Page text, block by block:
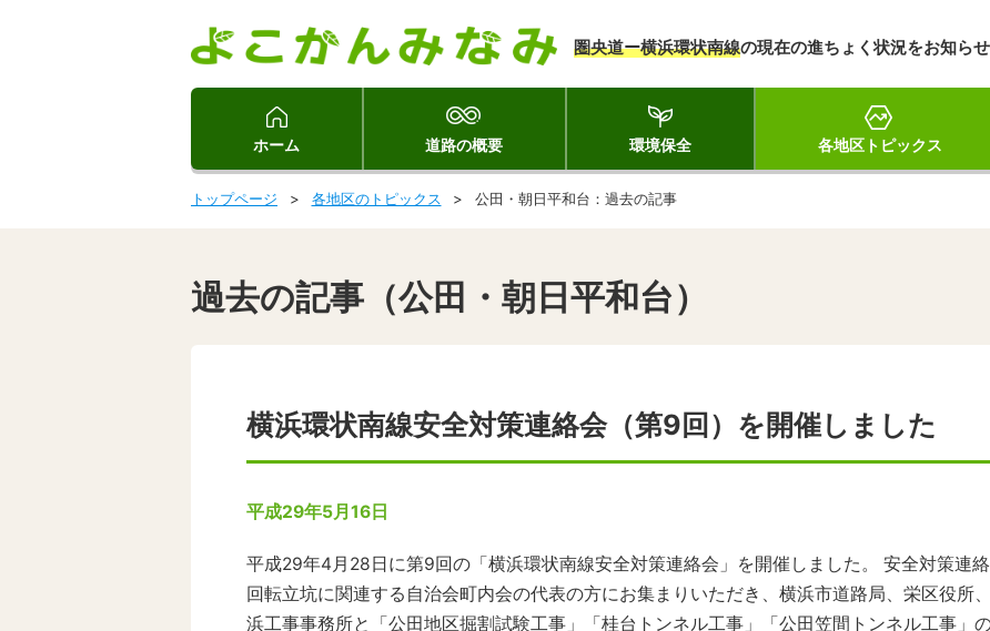
圏央道ー横浜環状南線の現在の進ちょく状況をお知ら
ホーム 道路の概要 環境保全 各地区トピックス
トップページ 各地区のトピックス 公田・朝日平和台：過去の記事
過去の記事（公田・朝日平和台）
横浜環状南線安全対策連絡会（第9回）を開催しました
平成29年5月16日
平成29年4月28日に第9回の「横浜環状南線安全対策連絡会」を開催しました。 安全対策連
回転立坑に関連する自治会町内会の代表の方にお集まりいただき、横浜市道路局、栄区役所
浜工事事務所と「公田地区掘割試験工事」「桂台トンネル工事」「公田笠間トンネル工事」